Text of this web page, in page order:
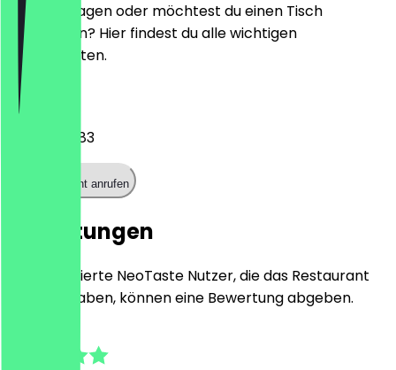
Hast du Fragen oder möchtest du einen Tisch
reservieren? Hier findest du alle wichtigen
Kontaktdaten.
Telefon
02411607783
Restaurant anrufen
Bewertungen
Nur registrierte NeoTaste Nutzer, die das Restaurant
besucht haben, können eine Bewertung abgeben.